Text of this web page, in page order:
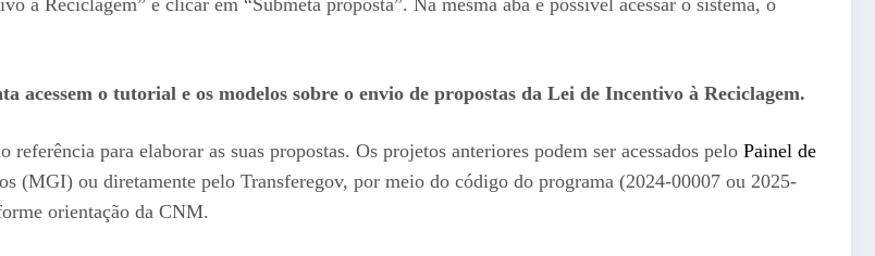
à Reciclagem” e clicar em “Submeta proposta”. Na mesma aba é possível acessar o sistema, o
acessem o tutorial e os modelos sobre o envio de propostas da Lei de Incentivo à Reciclagem.
para elaborar as suas propostas. Os projetos anteriores podem ser acessados pelo Painel de
(MGI) ou diretamente pelo Transferegov, por meio do código do programa (2024-00007 ou 2025-
orientação da CNM.